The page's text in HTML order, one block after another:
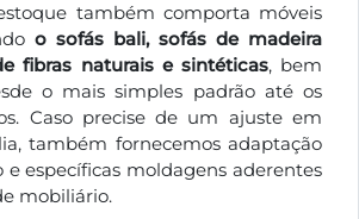
também comporta móveis
o sofás bali, sofás de madeira
fibras naturais e sintéticas, bem
o mais simples padrão até os
Caso precise de um ajuste em
também fornecemos adaptação
específicas moldagens aderentes
mobiliário.